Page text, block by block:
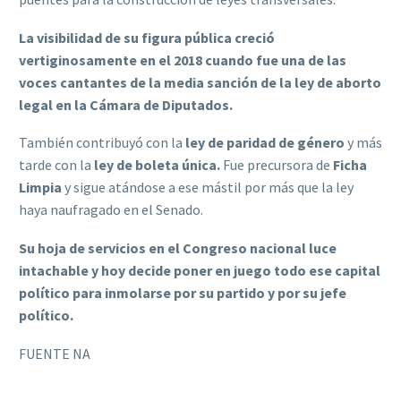
La visibilidad de su figura pública creció
vertiginosamente en el 2018 cuando fue una de las
voces cantantes de la media sanción de la ley de aborto
legal en la Cámara de Diputados.
También contribuyó con la ley de paridad de género y más
tarde con la ley de boleta única. Fue precursora de Ficha
Limpia y sigue atándose a ese mástil por más que la ley
haya naufragado en el Senado.
Su hoja de servicios en el Congreso nacional luce
intachable y hoy decide poner en juego todo ese capital
político para inmolarse por su partido y por su jefe
político.
FUENTE NA